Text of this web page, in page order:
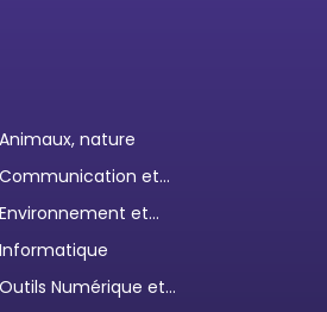
nature
et
et
et
Numérique et